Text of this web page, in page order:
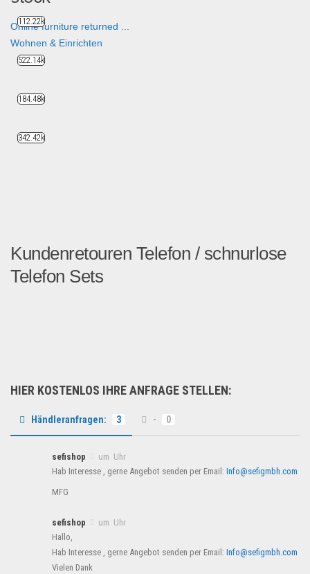
Online furniture returned ...
Wohnen & Einrichten
Kundenretouren Telefon / schnurlose
Telefon Sets
HIER KOSTENLOS IHRE ANFRAGE STELLEN:
Händleranfragen: 3 - 0
sefishop
um Uhr
Hab Interesse , gerne Angebot senden per Email: Info@sefigmbh.com
MFG
sefishop
um Uhr
Hallo,
Hab Interesse , gerne Angebot senden per Email: Info@sefigmbh.com
Vielen Dank
112.22k
522.14k
184.48k
342.42k